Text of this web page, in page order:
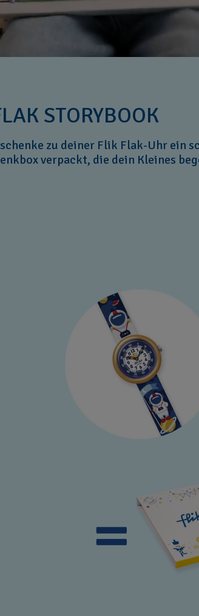
STORYBOOK
zu deiner Flik Flak-Uhr ein
verpackt, die dein Kleines